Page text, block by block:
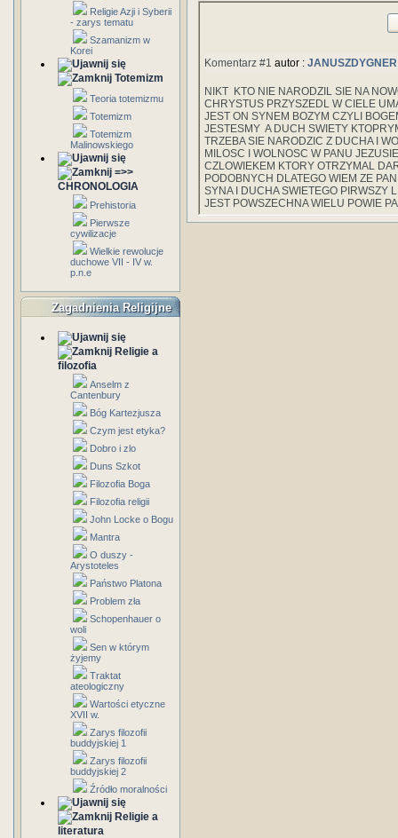
Religie Azji i Syberii
- zarys tematu
Szamanizm w
Korei
Totemizm
Teoria totemizmu
Totemizm
Totemizm
Malinowskiego
=>>
CHRONOLOGIA
Prehistoria
Pierwsze
cywilizacje
Wielkie rewolucje
duchowe VII - IV w.
p.n.e
Zagadnienia Religijne
Religie a
filozofia
Anselm z
Cantenbury
Bóg Kartezjusza
Czym jest etyka?
Dobro i zlo
Duns Szkot
Filozofia Boga
Filozofia religii
John Locke o Bogu
Mantra
O duszy -
Arystoteles
Państwo Platona
Problem zła
Schopenhauer o
woli
Sen w którym
żyjemy
Traktat
ateologiczny
Wartości etyczne
XVII w.
Zarys filozofii
buddyjskiej 1
Zarys filozofii
buddyjskiej 2
Źródło moralności
Religie a
literatura
Komentarz #1 autor : JANUSZDYGNER
NIKT KTO NIE NARODZIL SIE NA
CHRYSTUS PRZYSZEDL W CIELE
JEST ON SYNEM BOZYM CZYLI
JESTESMY A DUCH SWIETY
TRZEBA SIE NARODZIC Z DUCHA I
MILOSC I WOLNOSC W PANU
CZLOWIEKEM KTORY OTRZYMAL
PODOBNYCH DLATEGO WIEM ZE
SYNA I DUCHA SWIETEGO PIRWSZY
JEST POWSZECHNA WIELU POWIE